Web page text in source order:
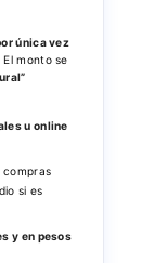
única vez
monto se
u online
compras
si es
y en pesos